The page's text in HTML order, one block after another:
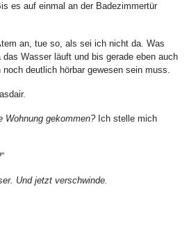
es auf einmal an der Badezimmertür
an, tue so, als sei ich nicht da. Was
Wasser läuft und bis gerade eben auch
deutlich hörbar gewesen sein muss.
Wohnung gekommen?Ich stelle mich
Und jetzt verschwinde.